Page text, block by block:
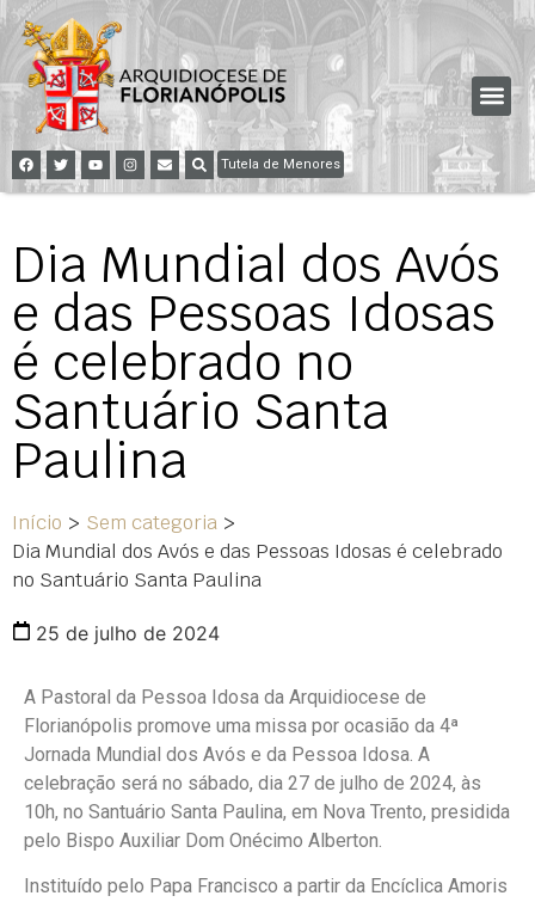
Tutela de Menores
Dia Mundial dos Avós
e das Pessoas Idosas
é celebrado no
Santuário Santa
Paulina
Início > Sem categoria >
Dia Mundial dos Avós e das Pessoas Idosas é celebrado
no Santuário Santa Paulina
25 de julho de 2024
A Pastoral da Pessoa Idosa da Arquidiocese de
Florianópolis promove uma missa por ocasião da 4ª
Jornada Mundial dos Avós e da Pessoa Idosa. A
celebração será no sábado, dia 27 de julho de 2024, às
10h, no Santuário Santa Paulina, em Nova Trento, presidida
pelo Bispo Auxiliar Dom Onécimo Alberton.
Instituído pelo Papa Francisco a partir da Encíclica Amoris